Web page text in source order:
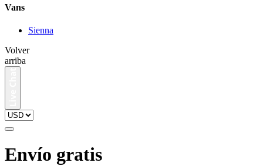
Vans
Sienna
Volver
arriba
Envío gratis